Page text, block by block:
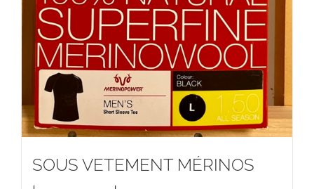
SOUS VETEMENT MÉRINOS